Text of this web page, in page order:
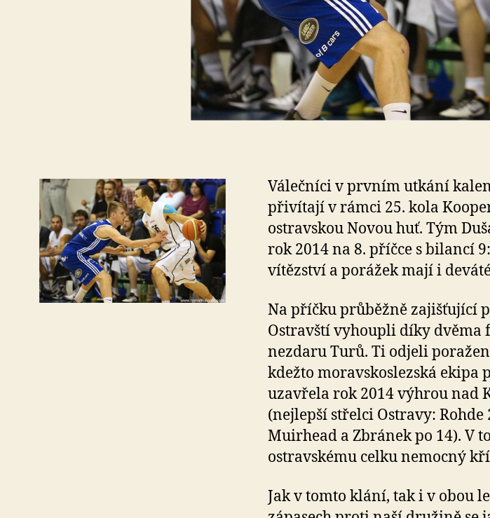
Válečníci v prvním utkání
přivítají v rámci 25. kola
ostravskou Novou huť. Tým
rok 2014 na 8. příčce s bilancí
vítězství a porážek mají i
Na příčku průběžně zajišťující
Ostravští vyhoupli díky dvěma
nezdaru Turů. Ti odjeli
kdežto moravskoslezská ekipa
uzavřela rok 2014 výhrou nad
(nejlepší střelci Ostravy: Rohde
Muirhead a Zbránek po 14). V
ostravskému celku nemocný
Jak v tomto klání, tak i v obou